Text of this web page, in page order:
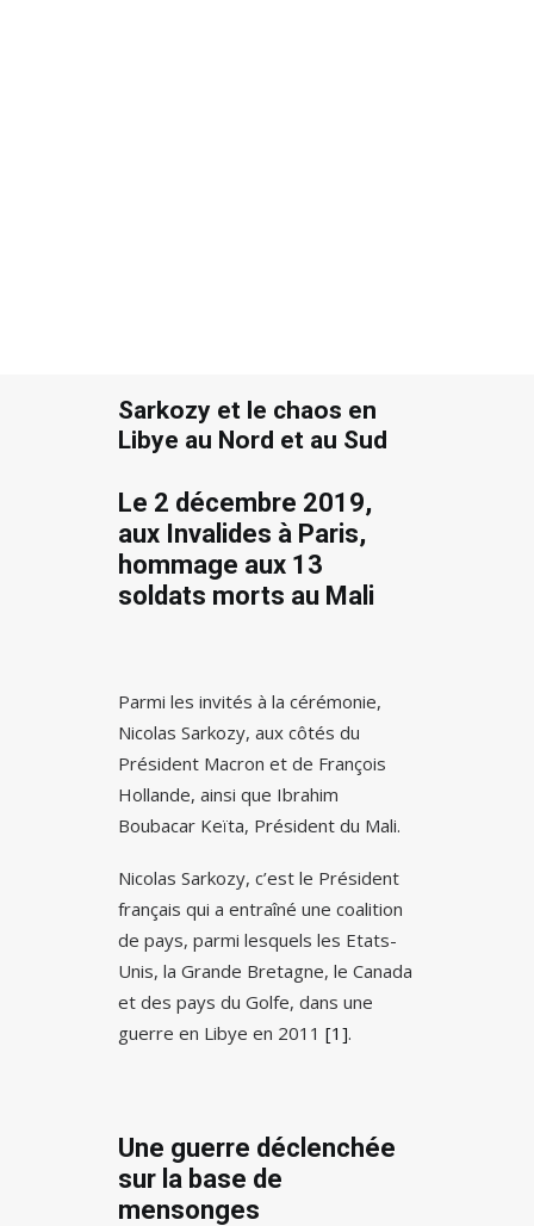
Sarkozy et le chaos en
Libye au Nord et au Sud
Le 2 décembre 2019,
aux Invalides à Paris,
hommage aux 13
soldats morts au Mali
Parmi les invités à la cérémonie,
Nicolas Sarkozy, aux côtés du
Président Macron et de François
Hollande, ainsi que Ibrahim
Boubacar Keïta, Président du Mali.
Nicolas Sarkozy, c’est le Président
français qui a entraîné une coalition
de pays, parmi lesquels les Etats-
Unis, la Grande Bretagne, le Canada
et des pays du Golfe, dans une
guerre en Libye en 2011 [1].
Une guerre déclenchée
sur la base de
mensonges